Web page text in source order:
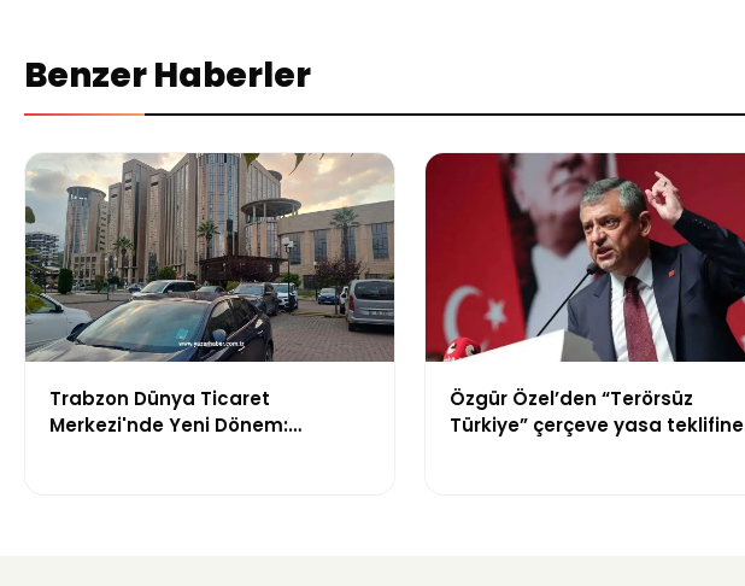
Benzer Haberler
Trabzon Dünya Ticaret
Merkezi'nde Yeni Dönem:
Özgür Özel’den “Terörsüz
Türkiye” çerçeve yasa teklifine